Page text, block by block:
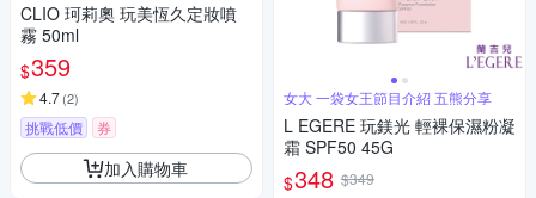
CLIO 珂莉奧 玩美恆久定妝噴
霧 50ml
$359
4.7(2)
挑戰低價 券
加入購物車
女大 一袋女王節目介紹 五熊分享
L EGERE 玩鎂光 輕裸保濕粉凝
霜 SPF50 45G
$348 $349